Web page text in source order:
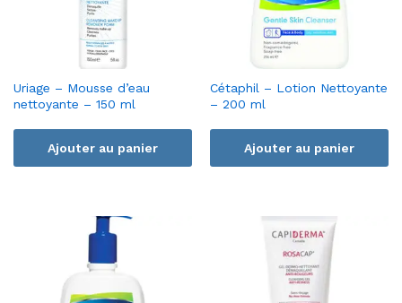
Uriage – Mousse d’eau
nettoyante – 150 ml
Ajouter au panier
Cétaphil – Lotion Nettoyante
– 200 ml
Ajouter au panier